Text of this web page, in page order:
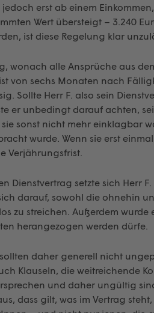
erst ab einem
Wert übersteigt – 3.240
ist diese Regelung klar
wonach alle Ansprüche aus
von sechs Monaten nach
Sollte Herr F. also sein
er unbedingt darauf achten,
sonst nicht mehr einklagbar
wurde. Wenn sie erst
Verjährungsfrist.
Dienstvertrag setzte sich Herr
darauf, sowohl die ohnehin
zu streichen. Außerdem wurde
herangezogen werden dürfe.
sollten daher generell nicht
Klauseln, die weitreichende
und daher ungültig
dass gilt, was im Vertrag steht,